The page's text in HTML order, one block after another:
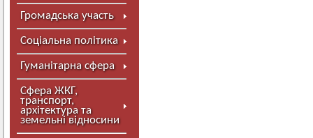
Громадська участь
Соціальна політика
Гуманітарна сфера
Сфера ЖКГ,
транспорт,
архітектура та
земельні відносини